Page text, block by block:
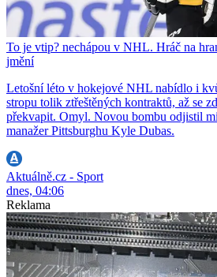
To je vtip? nechápou v NHL. Hráč na
jmění
Letošní léto v hokejové NHL nabídlo i
stropu tolik ztřeštěných kontraktů, až se
překvapit. Omyl. Novou bombu odjistil
manažer Pittsburghu Kyle Dubas.
Aktuálně.cz - Sport
dnes, 04:06
Reklama